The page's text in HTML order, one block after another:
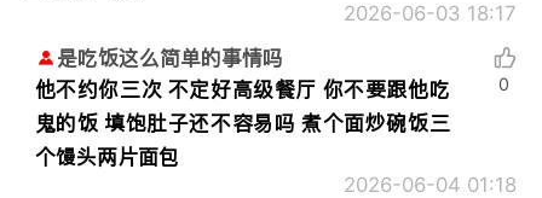
2026-06-03 18:17
是吃饭这么简单的事情吗
他不约你三次 不定好高级餐厅 你不要跟他吃
鬼的饭 填饱肚子还不容易吗 煮个面炒碗饭三
个馒头两片面包
2026-06-04 01:18
0